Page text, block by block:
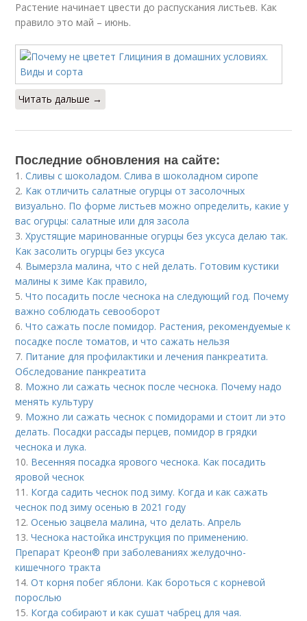
Растение начинает цвести до распускания листьев. Как
правило это май – июнь.
Читать дальше →
Последние обновления на сайте:
1.Сливы с шоколадом. Слива в шоколадном сиропе
2. Как отличить салатные огурцы от засолочных
визуально. По форме листьев можно определить, какие у
вас огурцы: салатные или для засола
3.Хрустящие маринованные огурцы без уксуса делаю так.
Как засолить огурцы без уксуса
4. Вымерзла малина, что с ней делать. Готовим кустики
малины к зиме Как правило,
5.Что посадить после чеснока на следующий год. Почему
важно соблюдать севооборот
6.Что сажать после помидор. Растения, рекомендуемые к
посадке после томатов, и что сажать нельзя
7. Питание для профилактики и лечения панкреатита.
Обследование панкреатита
8. Можно ли сажать чеснок после чеснока. Почему надо
менять культуру
9. Можно ли сажать чеснок с помидорами и стоит ли это
делать. Посадки рассады перцев, помидор в грядки
чеснока и лука.
10. Весенняя посадка ярового чеснока. Как посадить
яровой чеснок
11. Когда садить чеснок под зиму. Когда и как сажать
чеснок под зиму осенью в 2021 году
12.Осенью зацвела малина, что делать. Апрель
13.Чеснока настойка инструкция по применению.
Препарат Креон® при заболеваниях желудочно-
кишечного тракта
14.От корня побег яблони. Как бороться с корневой
порослью
15. Когда собирают и как сушат чабрец для чая.